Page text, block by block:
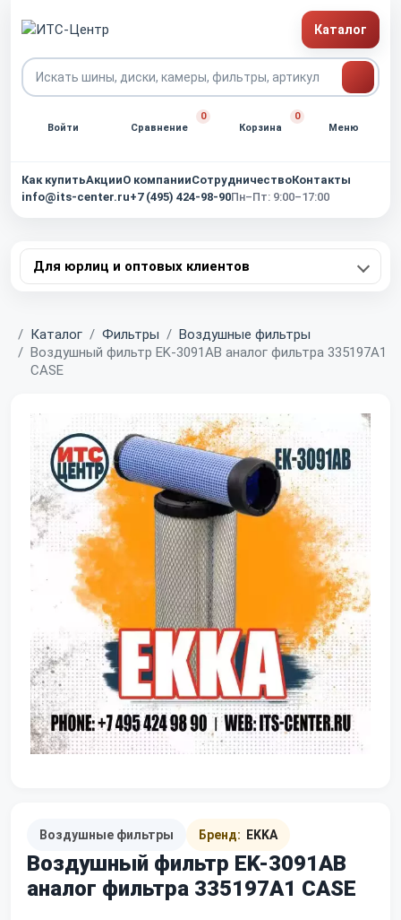
Каталог
Войти Сравнение
0
Корзина
0
Меню
Как купитьАкцииО компанииСотрудничествоКонтакты
info@its-center.ru+7 (495) 424-98-90Пн–Пт: 9:00–17:00
Для юрлиц и оптовых клиентов
Главная
Каталог Фильтры
Воздушные фильтры
Воздушный фильтр EK-3091AB аналог фильтра 335197A1
CASE
Воздушные фильтры Бренд: EKKA
Воздушный фильтр EK-3091AB
аналог фильтра 335197A1 CASE